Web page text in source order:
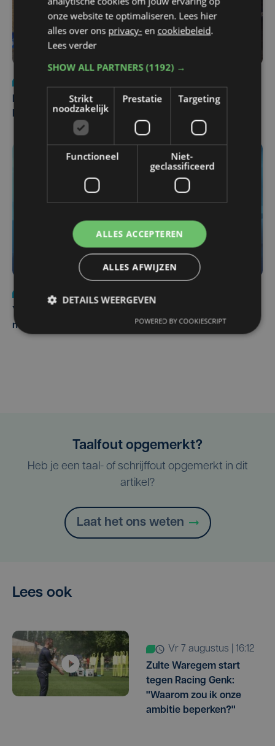
Man en vrouw dood aangetroffen in woning in Sint-
Pieters Brugge
Nieuws
Yaro (19), slachtoffer van vechtpartij, is na
maandenlange coma overleden
Taalfout opgemerkt?
Heb je een taal- of schrijffout opgemerkt in dit
artikel?
Laat het ons weten
Lees ook
vr 7 augustus | 16:12
Zulte Waregem start
tegen Racing Genk:
"Waarom zou ik onze
ambitie beperken?"
onze website te optimaliseren. Lees hier
alles over ons privacy- en cookiebeleid.
Lees verder
SHOW ALL PARTNERS(1192) →
Strikt
noodzakelijk
Prestatie Targeting
Functioneel
Niet-
geclassificeerd
ALLES ACCEPTEREN
ALLES AFWIJZEN
DETAILS WEERGEVEN
POWERED BY COOKIESCRIPT